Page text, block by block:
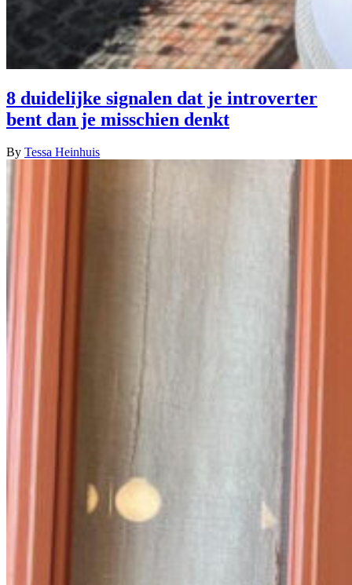
8 duidelijke signalen dat je introverter
bent dan je misschien denkt
By Tessa Heinhuis